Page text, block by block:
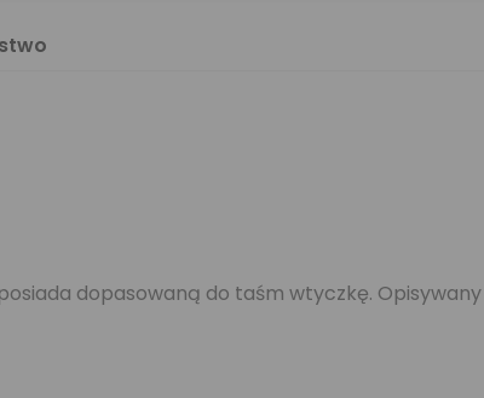
dopasowaną do taśm wtyczkę.